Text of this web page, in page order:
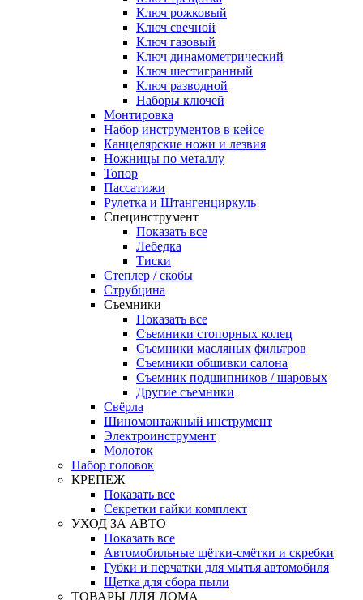
Ключ рожковый
Ключ свечной
Ключ газовый
Ключ динамометрический
Ключ шестигранный
Ключ разводной
Наборы ключей
Монтировка
Набор инструментов в кейсе
Канцелярские ножи и лезвия
Ножницы по металлу
Топор
Пассатижи
Рулетка и Штангенциркуль
Специнструмент
Показать все
Лебедка
Тиски
Степлер / скобы
Струбцина
Съемники
Показать все
Съемники стопорных колец
Съемники масляных фильтров
Съемники обшивки салона
Съемник подшипников / шаровых
Другие съемники
Свёрла
Шиномонтажный инструмент
Электроинструмент
Молоток
Набор головок
КРЕПЕЖ
Показать все
Секретки гайки комплект
УХОД ЗА АВТО
Показать все
Автомобильные щётки-смётки и скребки
Губки и перчатки для мытья автомобиля
Щетка для сбора пыли
ТОВАРЫ ДЛЯ ДОМА